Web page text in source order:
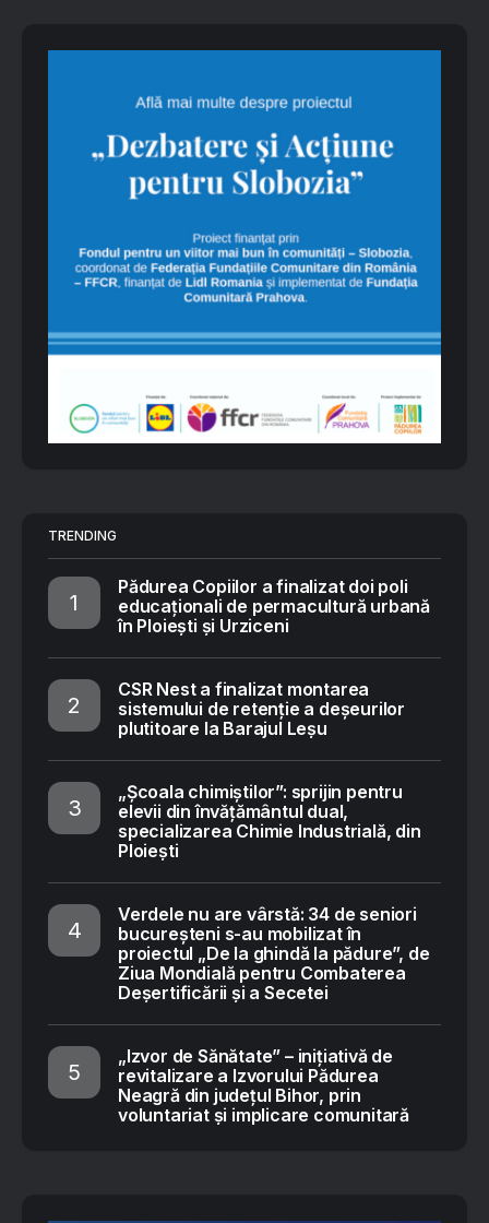
TRENDING
Pădurea Copiilor a finalizat doi poli
educaționali de permacultură urbană
în Ploiești și Urziceni
CSR Nest a finalizat montarea
sistemului de retenție a deșeurilor
plutitoare la Barajul Leșu
„Școala chimiștilor”: sprijin pentru
elevii din învățământul dual,
specializarea Chimie Industrială, din
Ploiești
Verdele nu are vârstă: 34 de seniori
bucureșteni s-au mobilizat în
proiectul „De la ghindă la pădure”, de
Ziua Mondială pentru Combaterea
Deșertificării și a Secetei
„Izvor de Sănătate” – inițiativă de
revitalizare a Izvorului Pădurea
Neagră din județul Bihor, prin
voluntariat și implicare comunitară